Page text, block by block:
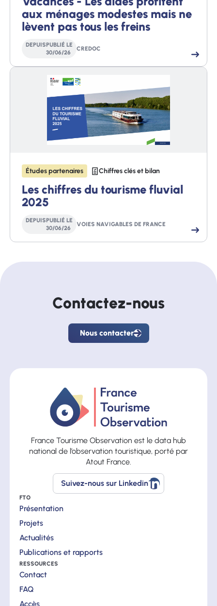
aux ménages modestes mais ne
lèvent pas tous les freins
DEPUISPUBLIÉ LE
30/06/26
CREDOC
Études partenaires Chiffres clés et bilan
Les chiffres du tourisme fluvial
2025
DEPUISPUBLIÉ LE
30/06/26
VOIES NAVIGABLES DE FRANCE
Contactez-nous
Nous
contacter
Nous contacter
France Tourisme Observation est le data hub
national de l’observation touristique, porté par
Atout France.
Suivez-
nous
Suivez-nous sur Linkedin
FTO
Présentation
Projets
Actualités
Publications et rapports
RESSOURCES
Contact
FAQ
Accès